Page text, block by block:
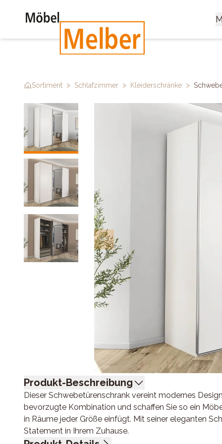
Sortiment > Schlafzimmer > Kleiderschränke >
Produkt-Beschreibung
Dieser Schwebetürenschrank vereint modernes
bevorzugte Kombination und schaffen Sie so ein
in Räume jeder Größe einfügt. Mit seiner eleganten
Statement in Ihrem Zuhause.